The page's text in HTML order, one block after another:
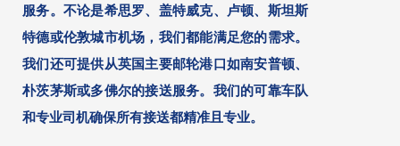
服务。不论是希思罗、盖特威克、卢顿、斯坦斯
特德或伦敦城市机场，我们都能满足您的需求。
我们还可提供从英国主要邮轮港口如南安普顿、
朴茨茅斯或多佛尔的接送服务。我们的可靠车队
和专业司机确保所有接送都精准且专业。